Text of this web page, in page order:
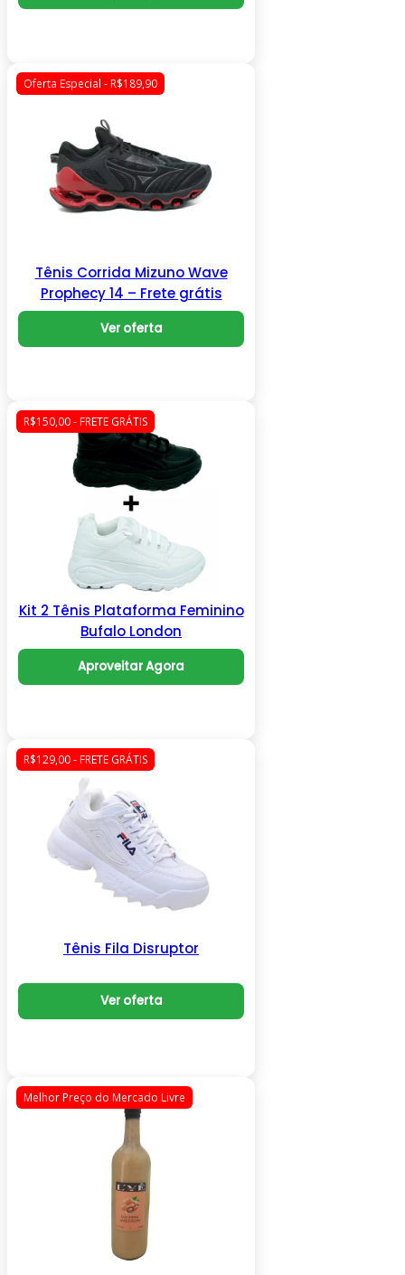
Oferta Especial - R$189,90
Tênis Corrida Mizuno Wave
Prophecy 14 – Frete grátis
Ver oferta
R$150,00 - FRETE GRÁTIS
Kit 2 Tênis Plataforma Feminino
Bufalo London
Aproveitar Agora
R$129,00 - FRETE GRÁTIS
Tênis Fila Disruptor
Ver oferta
Melhor Preço do Mercado Livre